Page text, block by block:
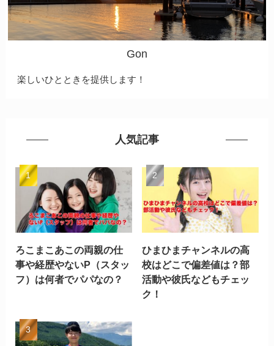
Gon
楽しいひとときを提供します！
人気記事
ろこまこあこの両親の仕
事や経歴やないP（スタッ
フ）は何者でパパなの？
ひまひまチャンネルの高
校はどこで偏差値は？部
活動や彼氏などもチェッ
ク！